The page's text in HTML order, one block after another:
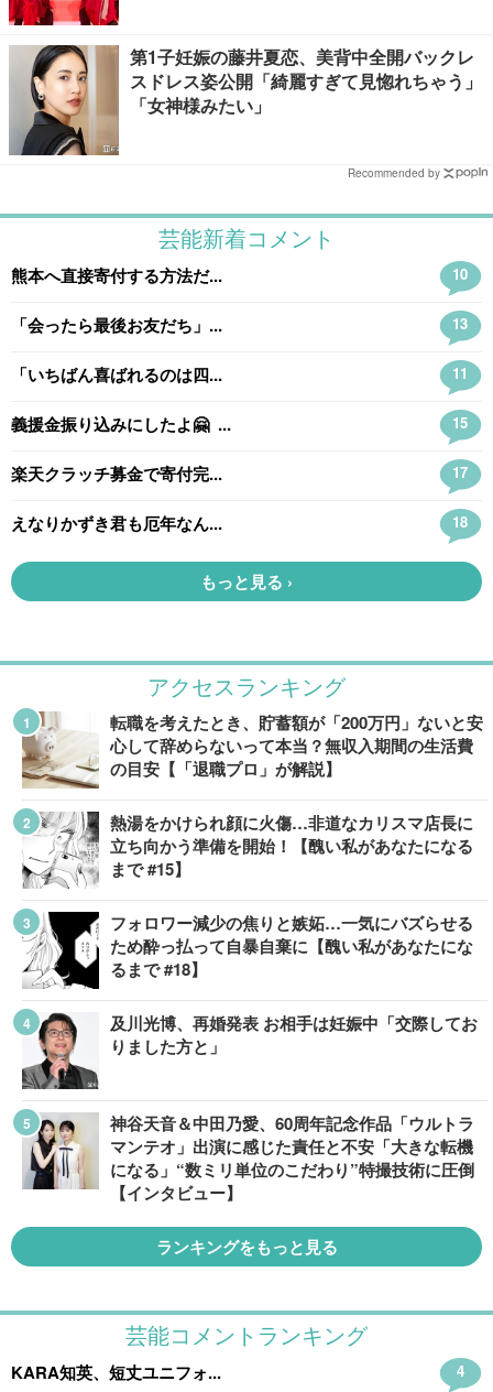
第1子妊娠の藤井夏恋、美背中全開バックレ
スドレス姿公開「綺麗すぎて見惚れちゃう」
「女神様みたい」
Recommended by
アクセスランキング
転職を考えたとき、貯蓄額が「200万円」ないと安
心して辞めらないって本当？無収入期間の生活費
の目安【「退職プロ」が解説】
熱湯をかけられ顔に火傷…非道なカリスマ店長に
立ち向かう準備を開始！【醜い私があなたになる
まで #15】
フォロワー減少の焦りと嫉妬…一気にバズらせる
ため酔っ払って自暴自棄に【醜い私があなたにな
るまで #18】
及川光博、再婚発表 お相手は妊娠中「交際してお
りました方と」
神谷天音＆中田乃愛、60周年記念作品「ウルトラ
マンテオ」出演に感じた責任と不安「大きな転機
になる」“数ミリ単位のこだわり”特撮技術に圧倒
【インタビュー】
ランキングをもっと見る